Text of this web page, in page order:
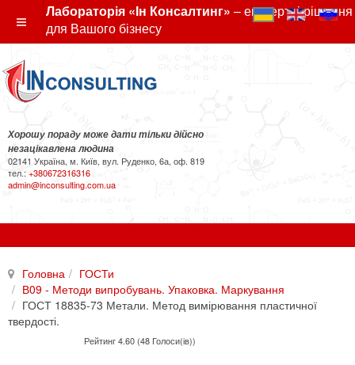
Лабораторія «Ін Консалтинг» – експертні рішення
для Вашого бізнесу
Хорошу пораду може дати тільки дійсно
незацікавлена людина
02141 Україна, м. Київ, вул. Руденко, 6а, оф. 819
тел.: +380672316316
admin@inconsulting.com.ua
Головна
ГОСТи
В09 - Методи випробувань. Упаковка. Маркування
ГОСТ 18835-73 Метали. Метод вимірювання пластичної
твердості.
Рейтинг 4.60 (48 Голоси(ів))